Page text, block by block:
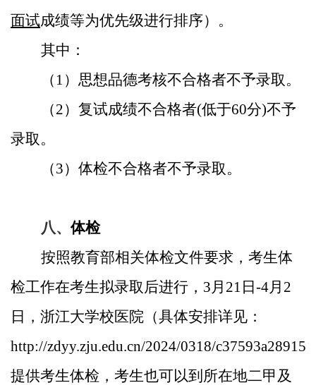
面试成绩等为优先级进行排序）。
其中：
（ 1）思想品德考核不合格者不予录取。
（2）复试成绩不合格者(低于60分)不予
录取。
（3）体检不合格者不予录取。
八、体检
按照教育部相关体检文件要求，考生体
检工作在考生拟录取后进行 ， 3月 21 日 -4月 2
日 ，浙江大学校医院（具体安排详见：
http://zdyy.zju.edu.cn/2024/0318/
提供考生体检，考生也可以到所在地二甲及